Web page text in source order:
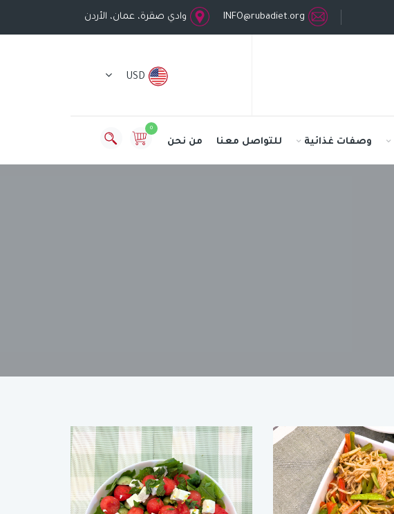
INFO@rubadiet.org وادي صقرة، عمان، الأردن
USD
0
وصفات غذائية للتواصل معنا من نحن